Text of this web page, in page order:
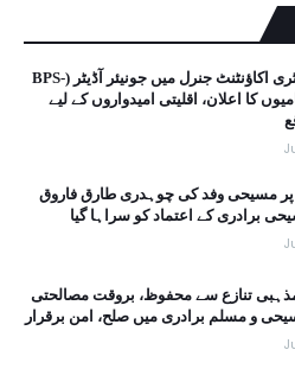
آفس آف دی ملٹری اکاؤنٹنٹ جنرل میں جونیئر آڈیٹر (BPS-
274 آسامیوں کا اعلان، اقلیتی امیدواروں کے لیے
پر مسیحی وفد کی چوہدری طارق فاروق
برادری کے اعتماد کو سراہا گیا
تنازع سے محفوظ، بروقت مصالحتی
و مسلم برادری میں صلح، امن برقرار